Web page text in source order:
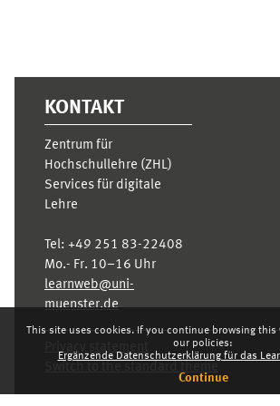
This site uses cookies. If you continue browsing this
our policies:
Ergänzende Datenschutzerklärung für das
Continue
KONTAKT
Zentrum für
Hochschullehre (ZHL)
Services für digitale
Lehre
Tel: +49 251 83-22408
Mo.- Fr. 10–16 Uhr
learnweb@uni-
muenster.de
Privacy statement